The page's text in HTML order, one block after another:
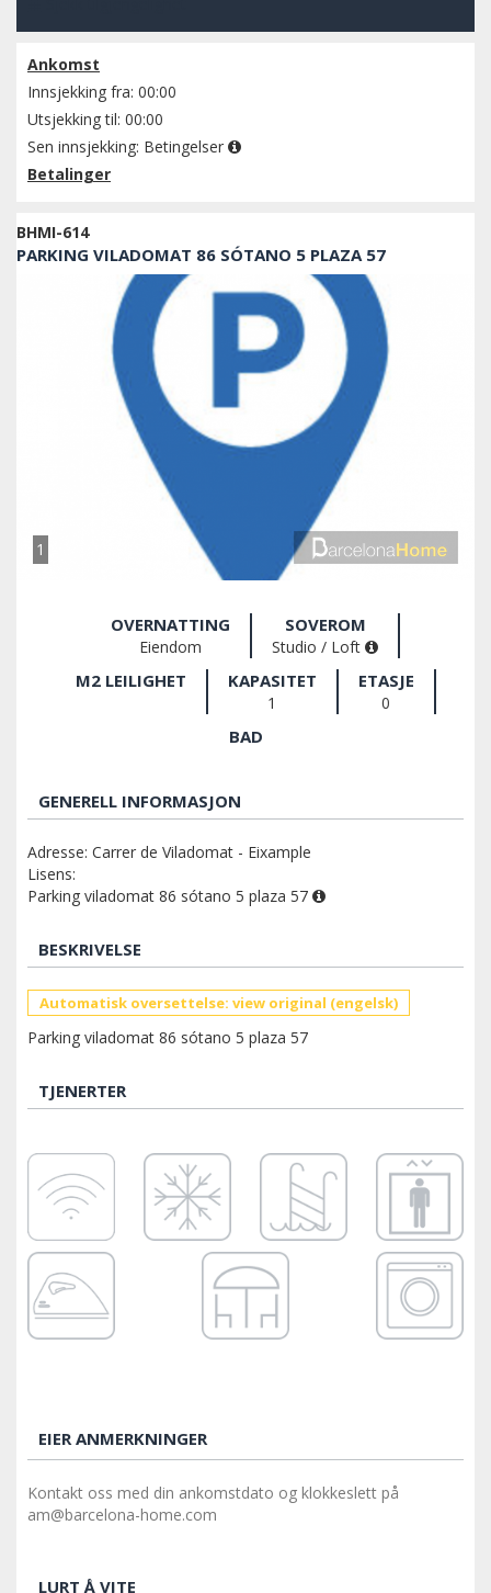
Ankomst
Innsjekking fra: 00:00
Utsjekking til: 00:00
Sen innsjekking: Betingelser
Betalinger
BHMI-614
PARKING VILADOMAT 86 SÓTANO 5 PLAZA 57
1
OVERNATTING
Eiendom
SOVEROM
Studio / Loft
M2 LEILIGHET KAPASITET
1
ETASJE
0
BAD
GENERELL INFORMASJON
Adresse: Carrer de Viladomat - Eixample
Lisens:
Parking viladomat 86 sótano 5 plaza 57
BESKRIVELSE
Automatisk oversettelse: view original (engelsk)
Parking viladomat 86 sótano 5 plaza 57
TJENERTER
EIER ANMERKNINGER
Kontakt oss med din ankomstdato og klokkeslett på
am@barcelona-home.com
LURT Å VITE